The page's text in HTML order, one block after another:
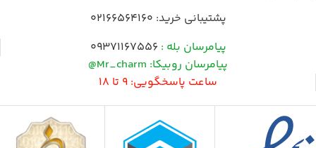
پشتیبانی خرید: 02166564160
پیامرسان بله : 09371167556
پیامرسان روبیکا: Mr_charm@
ساعت پاسخگویی: 9 تا 18